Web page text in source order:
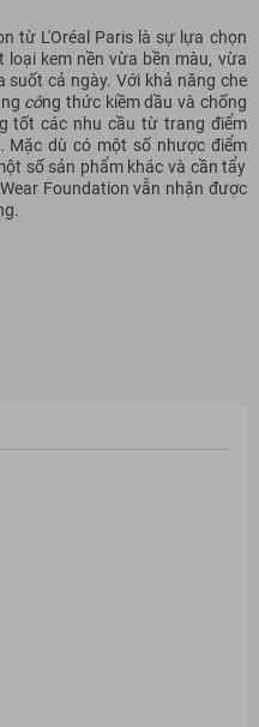
từ L'Oréal Paris là sự lựa chọn
kem nền vừa bền màu, vừa
suốt cả ngày. Với khả năng che
công thức kiềm dầu và chống
tốt các nhu cầu từ trang điểm
Mặc dù có một số nhược điểm
số sản phẩm khác và cần tẩy
Foundation vẫn nhận được